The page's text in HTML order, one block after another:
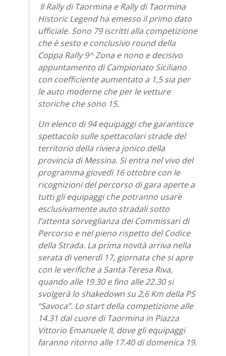
Il Rally di Taormina e Rally di Taormina
Historic Legend ha emesso il primo dato
ufficiale. Sono 79 iscritti alla competizione
che è sesto e conclusivo round della
Coppa Rally 9^ Zona e nono e decisivo
appuntamento di Campionato Siciliano
con coefficiente aumentato a 1,5 sia per
le auto moderne che per le vetture
storiche che sono 15.
Un elenco di 94 equipaggi che garantisce
spettacolo sulle spettacolari strade del
territorio della riviera jonico della
provincia di Messina. Si entra nel vivo del
programma giovedì 16 ottobre con le
ricognizioni del percorso di gara aperte a
tutti gli equipaggi che potranno usare
esclusivamente auto stradali sotto
l’attenta sorveglianza dei Commissari di
Percorso e nel pieno rispetto del Codice
della Strada. La prima novità arriva nella
serata di venerdì 17, giornata che si apre
con le verifiche a Santa Teresa Riva,
quando alle 19.30 e fino alle 22.30 si
svolgerà lo shakedown su 2,6 Km della PS
“Savoca”. Lo start della competizione alle
14.31 dal cuore di Taormina in Piazza
Vittorio Emanuele II, dove gli equipaggi
faranno ritorno alle 17.40 di domenica 19.